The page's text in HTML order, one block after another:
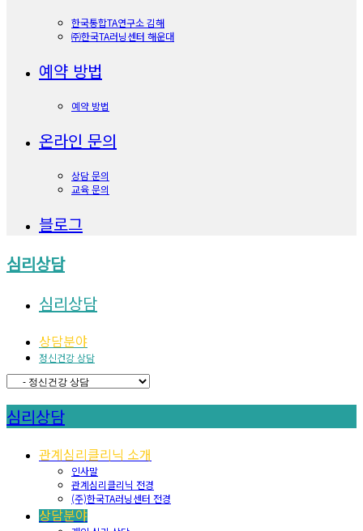
한국통합TA연구소 김해
㈜한국TA러닝센터 해운대
예약 방법
예약 방법
온라인 문의
상담 문의
교육 문의
블로그
심리상담
심리상담
상담분야
정신건강 상담
심리상담
관계심리클리닉 소개
인사말
관계심리클리닉 전경
(주)한국TA러닝센터 전경
상담분야